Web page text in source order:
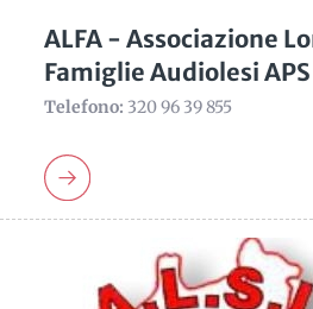
ALFA - Associazione
Famiglie Audiolesi APS
Telefono: 320 96 39 855